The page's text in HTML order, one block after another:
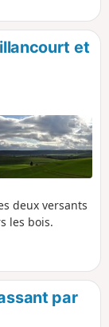
de la
et
deux versants
les bois.
par